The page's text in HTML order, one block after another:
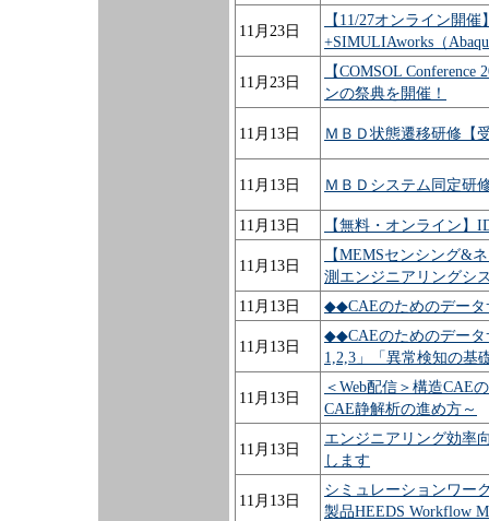
11月23日
【11/27オンライン開
+SIMULIAworks（
11月23日
【COMSOL
ンの祭典を開催！
11月13日 ＭＢＤ状態遷移研修【
11月13日 ＭＢＤシステム同定研
11月13日 【無料・オンライン】
11月13日
【MEMSセンシング&
測エンジニアリングシ
11月13日
◆◆CAEのためのデー
11月13日
◆◆CAEのためのデータ
1,2,3」「異常検知の
11月13日
＜Web配信＞構造
CAE静解析の進め方～
11月13日
エンジニアリング効率
します
11月13日
シミュレーションワー
製品HEEDS Workflow